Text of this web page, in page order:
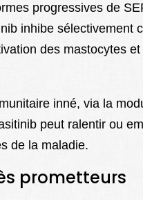
progressives de
inhibe sélectivement
des mastocytes
inné, via la
peut ralentir ou
de la maladie.
prometteurs